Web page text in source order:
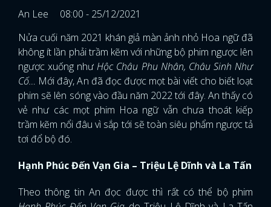
An Lee
08:00 - 25/12/2021
Nửa cuối năm 2021 khán giả màn ảnh nhỏ Hoa ngữ đã
không ít lần phải trầm kẽm với những bộ phim ngược lên
ngược xuống nhưHộc Châu Phu Nhân, Châu Sinh Như
Cố… Mới đây, An đã đọc được mọt bài viết cho biết loạt
phim sẽ lên sóng vào đầu năm 2022 tới đây. An thấy có
vẻ như các mọt phim Hoa ngữ vẫn chưa thoát kiếp
trầm kẽm nổi đâu vì sắp tới sẽ toàn siêu phẩm ngược tả
tơi đổ bộ đó.
Hạnh Phúc Đến Vạn Gia – Triệu Lệ Dĩnh và La Tấn
Theo thông tin An đọc được thì rất có thể bộ phim